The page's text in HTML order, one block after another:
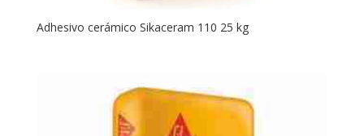
Adhesivo cerámico Sikaceram 110 25 kg